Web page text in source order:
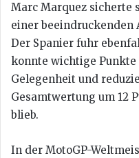
Marc Marquez sicherte
einer beeindruckenden
Der Spanier fuhr
konnte wichtige Punkte
Gelegenheit und
Gesamtwertung um 12
blieb.
In der MotoGP-